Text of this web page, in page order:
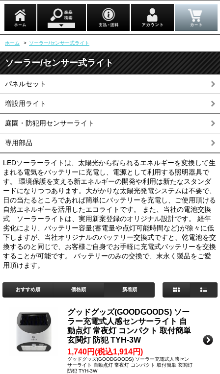
ホーム > ソーラー/センサー式ライト
ソーラー/センサー式ライト
パネルセット
増設用ライト
庭園・防犯用センサーライト
専用部品
LEDソーラーライトは、太陽光から得られるエネルギーを変換して生
まれる電気をバッテリーに充電し、電源として利用する照明器具で
す。 環境保護を支える新エネルギーの開発や利用は新たなスタンダ
ードになりつつあります。大がかりな太陽光発電システムは不要で、
日の当たるところであれば簡単にバッテリーを充電し、ご使用頂ける
自然エネルギーを活用したエコライトです。 また、当社の電池交換
式 ソーラーライトは、実用新案登録のオリジナル設計です。 経年
劣化により、バッテリー容量(蓄電量や点灯可能時間など)が徐々に低
下しますが、当社オリジナルのバッテリー交換式ですと、乾電池を交
換するのと同じで、お客様ご自身でお手軽に充電式バッテリーを交換
することが可能です。 バッテリーのみの交換で、末永く製品をご愛
用頂けます。
おすすめ順 価格順 新着順
グッドグッズ(GOODGOODS) ソー
ラー充電式人感センサーライト 自
動点灯 常夜灯 コンパクト 取付簡単
玄関灯 防犯 TYH-3W
1,740円(税込1,914円)
グッドグッズ(GOODGOODS) ソーラー充電式人感セン
サーライト 自動点灯 常夜灯 コンパクト 取付簡単 玄関灯
防犯 TYH-3W